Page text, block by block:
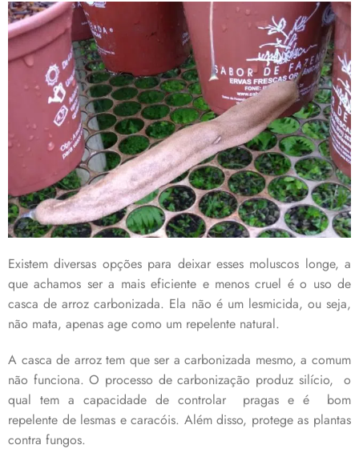
Existem diversas opções para deixar esses moluscos longe, a
que achamos ser a mais eficiente e menos cruel é o uso de
casca de arroz carbonizada. Ela não é um lesmicida, ou seja,
não mata, apenas age como um repelente natural.
A casca de arroz tem que ser a carbonizada mesmo, a comum
não funciona. O processo de carbonização produz silício, o
qual tem a capacidade de controlar pragas e é bom
repelente de lesmas e caracóis. Além disso, protege as plantas
contra fungos.